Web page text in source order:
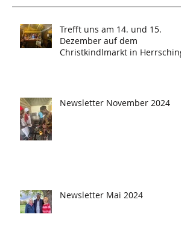
Trefft uns am 14. und 15.
Dezember auf dem
Christkindlmarkt in Herrsching
Newsletter November 2024
Newsletter Mai 2024